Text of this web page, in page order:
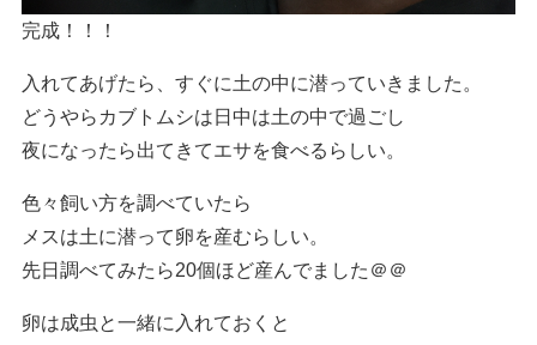
完成！！！
入れてあげたら、すぐに土の中に潜っていきました。
どうやらカブトムシは日中は土の中で過ごし
夜になったら出てきてエサを食べるらしい。
色々飼い方を調べていたら
メスは土に潜って卵を産むらしい。
先日調べてみたら20個ほど産んでました＠＠
卵は成虫と一緒に入れておくと